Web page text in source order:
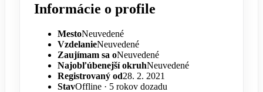
Informácie o profile
MestoNeuvedené
VzdelanieNeuvedené
Zaujímam sa oNeuvedené
Najobľúbenejší okruhNeuvedené
Registrovaný od28. 2. 2021
StavOffline · 5 rokov dozadu